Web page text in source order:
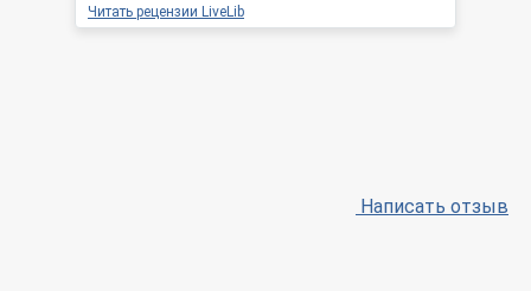
Читать рецензии LiveLib
Написать отзыв